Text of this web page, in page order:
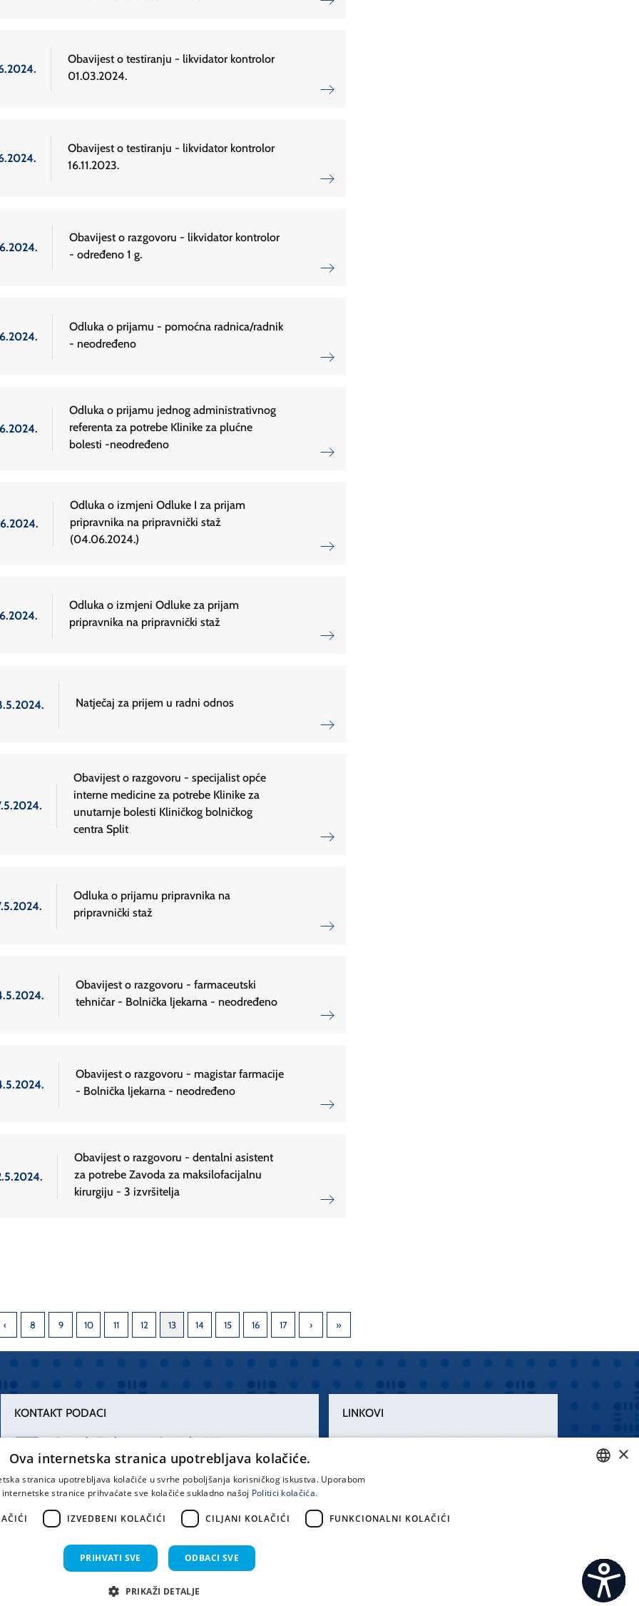
Obavijest o testiranju - likvidator kontrolor
01.03.2024.
Obavijest o testiranju - likvidator kontrolor
16.11.2023.
Obavijest o razgovoru - likvidator kontrolor
- određeno 1 g.
Odluka o prijamu - pomoćna radnica/radnik
- neodređeno
Odluka o prijamu jednog administrativnog
referenta za potrebe Klinike za plućne
bolesti -neodređeno
Odluka o izmjeni Odluke I za prijam
pripravnika na pripravnički staž
(04.06.2024.)
Odluka o izmjeni Odluke za prijam
pripravnika na pripravnički staž
Natječaj za prijem u radni odnos
Obavijest o razgovoru - specijalist opće
interne medicine za potrebe Klinike za
unutarnje bolesti Kliničkog bolničkog
centra Split
Odluka o prijamu pripravnika na
pripravnički staž
Obavijest o razgovoru - farmaceutski
tehničar - Bolnička ljekarna - neodređeno
Obavijest o razgovoru - magistar farmacije
- Bolnička ljekarna - neodređeno
Obavijest o razgovoru - dentalni asistent
za potrebe Zavoda za maksilofacijalnu
kirurgiju - 3 izvršitelja
8 9 10 11 12 13 14 15 16 17
KONTAKT PODACI
Centrala Firule
021 556 111
Centrala Križine
021 557 111
Spinčićeva 1,
21000 Split
Hrvatska
office@kbsplit.hr
LINKOVI
×
Ova internetska stranica upotrebljava kolačiće.
stranica upotrebljava kolačiće u svrhe poboljšanja korisničkog iskustva. Uporabom
internetske stranice prihvaćate sve kolačiće sukladno našoj Politici kolačića.
IZVEDBENI KOLAČIĆI CILJANI KOLAČIĆI FUNKCIONALNI KOLAČIĆI
PRIHVATI SVE ODBACI SVE
PRIKAŽI DETALJE